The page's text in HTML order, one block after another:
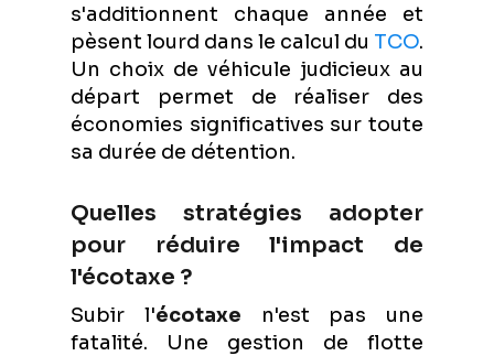
s'additionnent chaque année et
pèsent lourd dans le calcul du TCO.
Un choix de véhicule judicieux au
départ permet de réaliser des
économies significatives sur toute
sa durée de détention.
Quelles stratégies adopter
pour réduire l'impact de
l'écotaxe ?
Subir l'écotaxe n'est pas une
fatalité. Une gestion de flotte